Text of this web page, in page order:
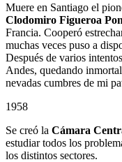
Muere en Santiago el
Clodomiro Figueroa
Francia. Cooperó
muchas veces puso a
Después de varios
Andes, quedando
nevadas cumbres de mi
1958
Se creó la Cámara
estudiar todos los
los distintos sectores.